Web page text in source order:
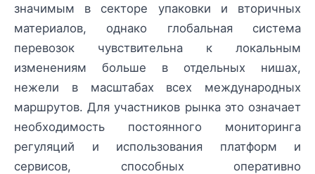
значимым в секторе упаковки и вторичных
материалов, однако глобальная система
перевозок чувствительна к локальным
изменениям больше в отдельных нишах,
нежели в масштабах всех международных
маршрутов. Для участников рынка это означает
необходимость постоянного мониторинга
регуляций и использования платформ и
сервисов, способных оперативно